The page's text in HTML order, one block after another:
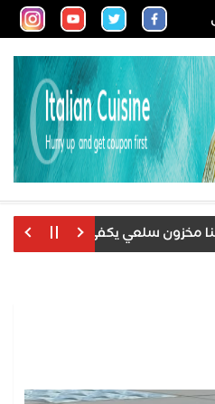
سلعي يكفي لتلبية احتياجات